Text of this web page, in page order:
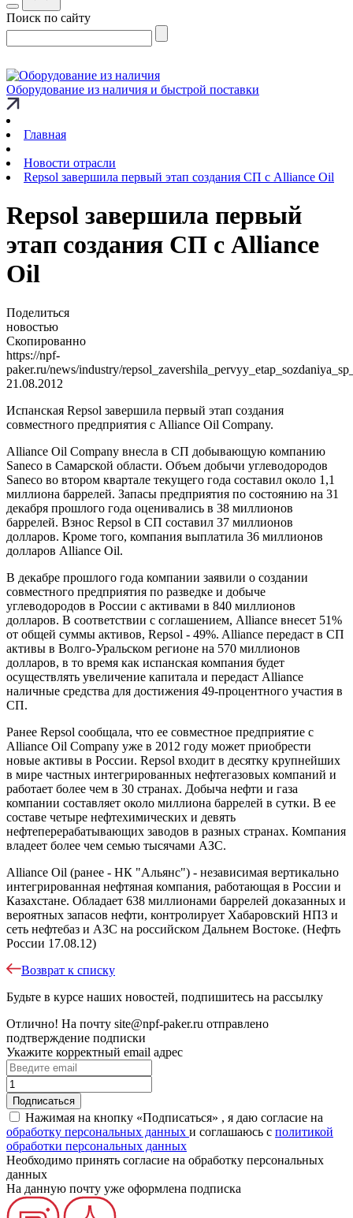
Поиск по сайту
Оборудование из наличия и быстрой поставки
Главная
Новости отрасли
Repsol завершила первый этап создания СП с Alliance Oil
Repsol завершила первый
этап создания СП с Alliance
Oil
Поделиться
новостью
Скопированно
https://npf-
paker.ru/news/industry/
21.08.2012
Испанская Repsol завершила первый этап создания
совместного предприятия с Alliance Oil Company.
Alliance Oil Company внесла в СП добывающую компанию
Saneco в Самарской области. Объем добычи углеводородов
Saneco во втором квартале текущего года составил около 1,1
миллиона баррелей. Запасы предприятия по состоянию на 31
декабря прошлого года оценивались в 38 миллионов
баррелей. Взнос Repsol в СП составил 37 миллионов
долларов. Кроме того, компания выплатила 36 миллионов
долларов Alliance Oil.
В декабре прошлого года компании заявили о создании
совместного предприятия по разведке и добыче
углеводородов в России с активами в 840 миллионов
долларов. В соответствии с соглашением, Alliance внесет 51%
от общей суммы активов, Repsol - 49%. Alliance передаст в СП
активы в Волго-Уральском регионе на 570 миллионов
долларов, в то время как испанская компания будет
осуществлять увеличение капитала и передаст Alliance
наличные средства для достижения 49-процентного участия в
СП.
Ранее Repsol сообщала, что ее совместное предприятие с
Alliance Oil Company уже в 2012 году может приобрести
новые активы в России. Repsol входит в десятку крупнейших
в мире частных интегрированных нефтегазовых компаний и
работает более чем в 30 странах. Добыча нефти и газа
компании составляет около миллиона баррелей в сутки. В ее
составе четыре нефтехимических и девять
нефтеперерабатывающих заводов в разных странах. Компания
владеет более чем семью тысячами АЗС.
Alliance Oil (ранее - НК "Альянс") - независимая вертикально
интегрированная нефтяная компания, работающая в России и
Казахстане. Обладает 638 миллионами баррелей доказанных и
вероятных запасов нефти, контролирует Хабаровский НПЗ и
сеть нефтебаз и АЗС на российском Дальнем Востоке. (Нефть
России 17.08.12)
Возврат к списку
Будьте в курсе наших новостей, подпишитесь на рассылку
Отлично! На почту site@npf-paker.ru отправлено
подтверждение подписки
Укажите корректный email адрес
Нажимая на кнопку «Подписаться» , я даю согласие на
обработку персональных данных и соглашаюсь c политикой
обработки персональных данных
Необходимо принять согласие на обработку персональных
данных
На данную почту уже оформлена подписка